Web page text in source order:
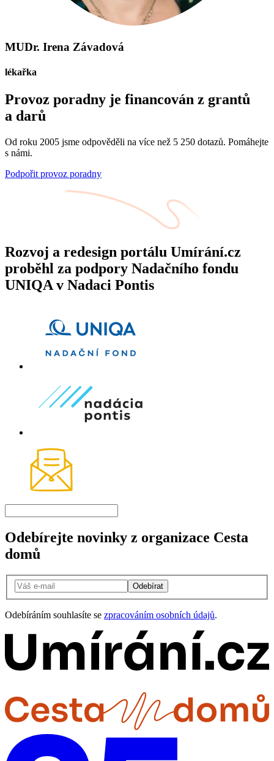
MUDr. Irena Závadová
lékařka
Provoz poradny je financován z grantů
a darů
Od roku 2005 jsme odpověděli na více než 5 250 dotazů. Pomáhejte
s námi.
Podpořit provoz poradny
Rozvoj a redesign portálu Umírání.cz
proběhl za podpory Nadačního fondu
UNIQA v Nadaci Pontis
Odebírejte novinky z organizace Cesta
domů
Odebírat
Odebíráním souhlasíte se zpracováním osobních údajů.